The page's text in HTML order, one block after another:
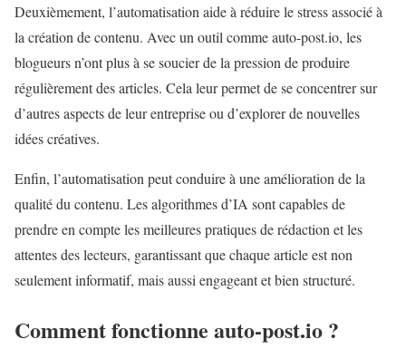
Deuxièmement, l’automatisation aide à réduire le stress associé à
la création de contenu. Avec un outil comme auto-post.io, les
blogueurs n’ont plus à se soucier de la pression de produire
régulièrement des articles. Cela leur permet de se concentrer sur
d’autres aspects de leur entreprise ou d’explorer de nouvelles
idées créatives.
Enfin, l’automatisation peut conduire à une amélioration de la
qualité du contenu. Les algorithmes d’IA sont capables de
prendre en compte les meilleures pratiques de rédaction et les
attentes des lecteurs, garantissant que chaque article est non
seulement informatif, mais aussi engageant et bien structuré.
Comment fonctionne auto-post.io ?